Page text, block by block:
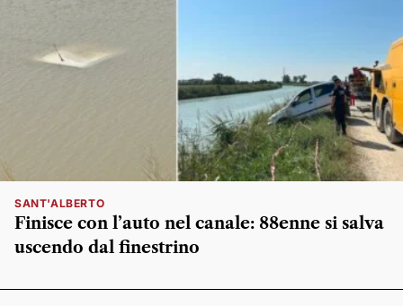
SANT'ALBERTO
Finisce con l’auto nel canale: 88enne si salva
uscendo dal finestrino